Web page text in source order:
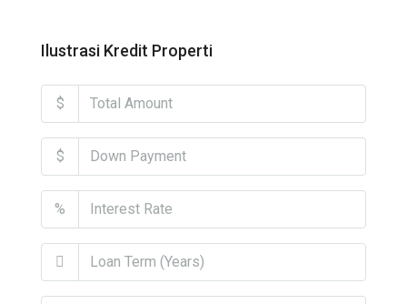
Ilustrasi Kredit Properti
$
$
%